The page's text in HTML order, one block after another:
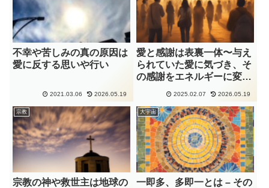
不幸や苦しみの真の原因は
愛に反する思いや行い
2021.03.06 2026.05.19
愛と感謝は表裏一体〜与え
られていた愛に気づき、そ
の感謝をエネルギーに変え
2025.02.07 2026.05.19
宗教
宗教の神や救世主は地球の
大宇宙
一即多、多即一とは – その